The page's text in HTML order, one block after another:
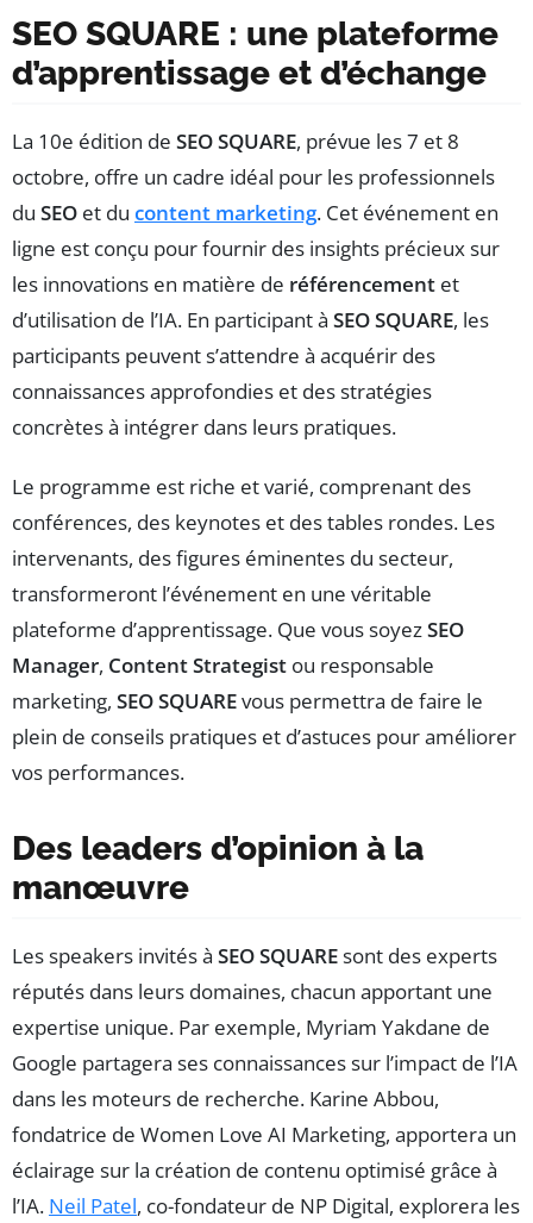
SEO SQUARE : une plateforme
d’apprentissage et d’échange
La 10e édition de SEO SQUARE, prévue les 7 et 8
octobre, offre un cadre idéal pour les professionnels
du SEO et du content marketing. Cet événement en
ligne est conçu pour fournir des insights précieux sur
les innovations en matière de référencement et
d’utilisation de l’IA. En participant à SEO SQUARE, les
participants peuvent s’attendre à acquérir des
connaissances approfondies et des stratégies
concrètes à intégrer dans leurs pratiques.
Le programme est riche et varié, comprenant des
conférences, des keynotes et des tables rondes. Les
intervenants, des figures éminentes du secteur,
transformeront l’événement en une véritable
plateforme d’apprentissage. Que vous soyezSEO
Manager, Content Strategist ou responsable
marketing, SEO SQUAREvous permettra de faire le
plein de conseils pratiques et d’astuces pour améliorer
vos performances.
Des leaders d’opinion à la
manœuvre
Les speakers invités à SEO SQUAREsont des experts
réputés dans leurs domaines, chacun apportant une
expertise unique. Par exemple, Myriam Yakdane de
Google partagera ses connaissances sur l’impact de l’IA
dans les moteurs de recherche. Karine Abbou,
fondatrice de Women Love AI Marketing, apportera un
éclairage sur la création de contenu optimisé grâce à
l’IA. Neil Patel, co-fondateur de NP Digital, explorera les